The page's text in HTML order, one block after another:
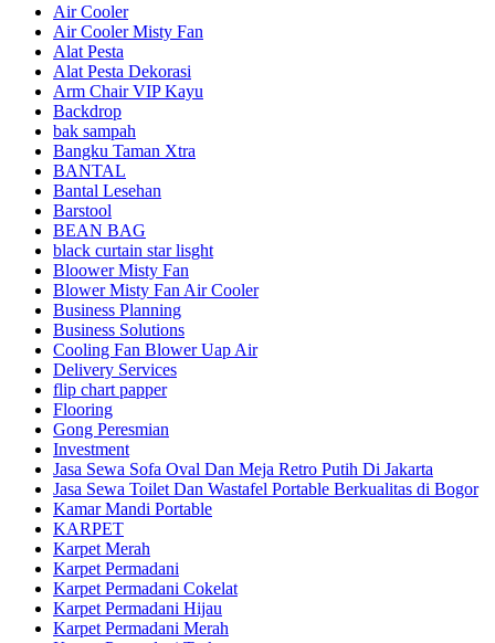
Air Cooler
Air Cooler Misty Fan
Alat Pesta
Alat Pesta Dekorasi
Arm Chair VIP Kayu
Backdrop
bak sampah
Bangku Taman Xtra
BANTAL
Bantal Lesehan
Barstool
BEAN BAG
black curtain star lisght
Bloower Misty Fan
Blower Misty Fan Air Cooler
Business Planning
Business Solutions
Cooling Fan Blower Uap Air
Delivery Services
flip chart papper
Flooring
Gong Peresmian
Investment
Jasa Sewa Sofa Oval Dan Meja Retro Putih Di Jakarta
Jasa Sewa Toilet Dan Wastafel Portable Berkualitas di Bogor
Kamar Mandi Portable
KARPET
Karpet Merah
Karpet Permadani
Karpet Permadani Cokelat
Karpet Permadani Hijau
Karpet Permadani Merah